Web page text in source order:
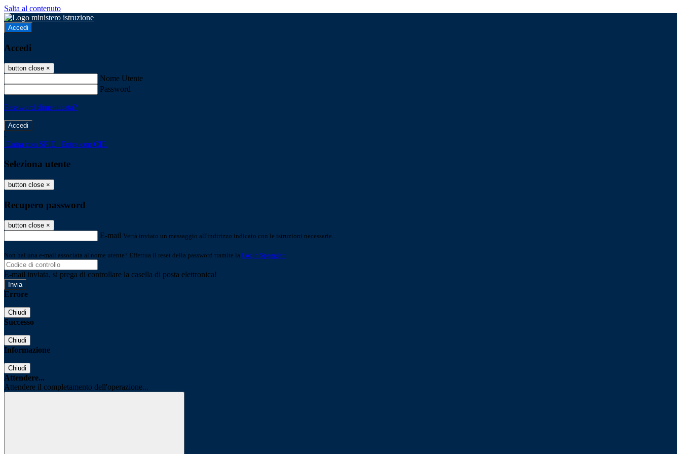
Salta al contenuto
Accedi
Accedi
button close ×
Nome Utente
Password
Password dimenticata?
-
Entra con SPID Entra con CIE
Seleziona utente
button close ×
Recupero password
button close ×
E-mail Verrà inviato un messaggio all'indirizzo indicato con le istruzioni necessarie.
Non hai una e-mail associata al nome utente? Effettua il reset della password tramite la Login Spaggiari
E-mail inviata, si prega di controllare la casella di posta elettronica!
Errore
Chiudi
Successo
Chiudi
Informazione
Chiudi
Attendere...
Attendere il completamento dell'operazione...